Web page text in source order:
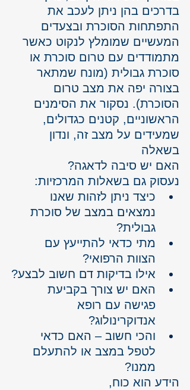
בדרכים בהן ניתן לעכב את
התפתחות הסוכרת ובצעדים
המעשיים שמומלץ לנקוט כאשר
מתמודדים עם טרום סוכרת או
סוכרת גבולית (מונח שמתאר
בצורה יפה את מצב טרום
הסוכרת). נסקור את הסימנים
הראשוניים, קטנים כגדולים,
שמעידים על מצב זה, ונדון
בשאלה
האם יש סיבה לדאגה?
נעסוק גם בשאלות המרכזיות:
כיצד ניתן לזהות שאנו
נמצאים במצב של סוכרת
גבולית?
מתי כדאי להתייעץ עם
הצוות הרפואי?
אילו בדיקות דם חשוב לבצע?
האם יש צורך בקביעת
פגישה עם רופא
אנדוקרינולוג?
והכי חשוב – האם כדאי
לטפל במצב או להתעלם
ממנו?
הידע הוא כוח,